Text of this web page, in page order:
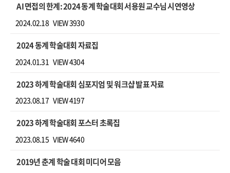
AI 면접의 한계: 2024 동계 학술대회 서용원 교수님 시연영상
2024.02.18 VIEW 3930
2024 동계 학술대회 자료집
2024.01.31 VIEW 4304
2023 하계 학술대회 심포지엄 및 워크샵 발표 자료
2023.08.17 VIEW 4197
2023 하계 학술대회 포스터 초록집
2023.08.15 VIEW 4640
2019년 춘계 학술 대회 미디어 모음